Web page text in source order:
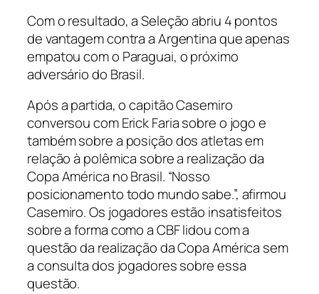
Com o resultado, a Seleção abriu 4 pontos
de vantagem contra a Argentina que apenas
empatou com o Paraguai, o próximo
adversário do Brasil.
Após a partida, o capitão Casemiro
conversou com Erick Faria sobre o jogo e
também sobre a posição dos atletas em
relação à polêmica sobre a realização da
Copa América no Brasil. “Nosso
posicionamento todo mundo sabe.”, afirmou
Casemiro. Os jogadores estão insatisfeitos
sobre a forma como a CBF lidou com a
questão da realização da Copa América sem
a consulta dos jogadores sobre essa
questão.